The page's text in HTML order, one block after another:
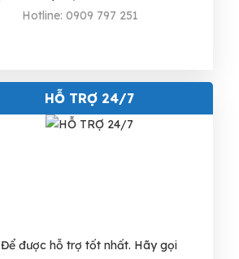
Hotline: 0909 797 251
HỖ TRỢ 24/7
Để được hỗ trợ tốt nhất. Hãy gọi